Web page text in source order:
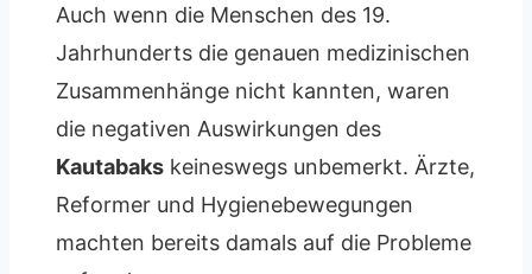
Auch wenn die Menschen des 19.
Jahrhunderts die genauen medizinischen
Zusammenhänge nicht kannten, waren
die negativen Auswirkungen des
Kautabaks keineswegs unbemerkt. Ärzte,
Reformer und Hygienebewegungen
machten bereits damals auf die Probleme